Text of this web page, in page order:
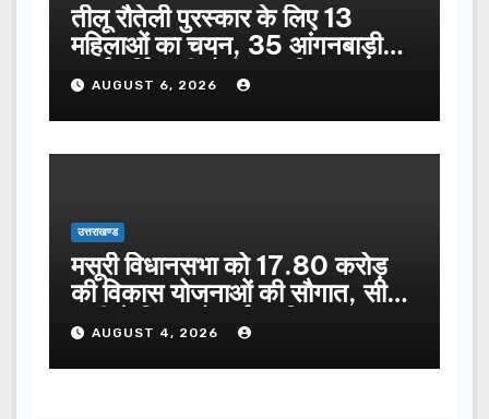
तीलू रौतेली पुरस्कार के लिए 13
महिलाओं का चयन, 35 आंगनबाड़ी
कार्यकर्तियां भी होंगी सम्मानित…
AUGUST 6, 2026
उत्तराखण्ड
मसूरी विधानसभा को 17.80 करोड़
की विकास योजनाओं की सौगात, सीएम
धामी ने किया लोकार्पण-शिलान्यास.
AUGUST 4, 2026